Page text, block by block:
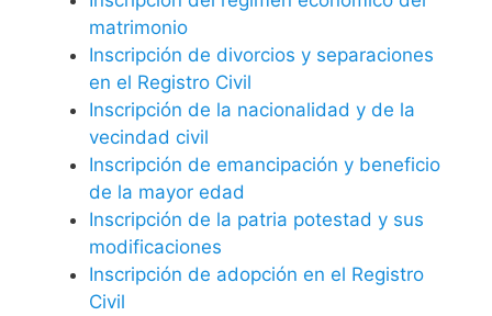
matrimonio
Inscripción de divorcios y separaciones
en el Registro Civil
Inscripción de la nacionalidad y de la
vecindad civil
Inscripción de emancipación y beneficio
de la mayor edad
Inscripción de la patria potestad y sus
modificaciones
Inscripción de adopción en el Registro
Civil